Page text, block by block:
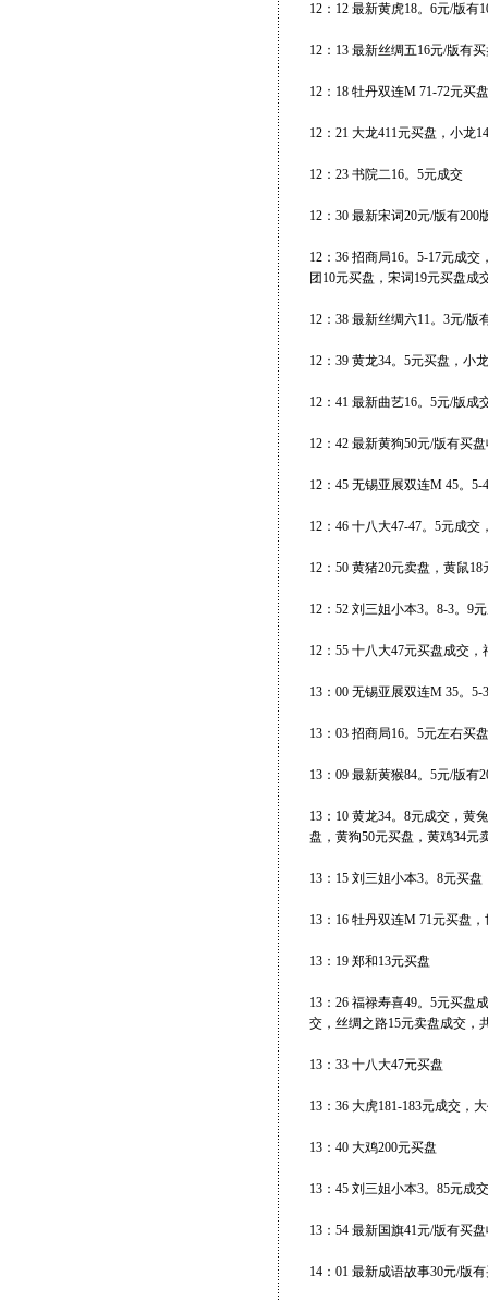
12：12 最新黄虎18。6元/版有
12：13 最新丝绸五16元/版有
12：18 牡丹双连M 71-72元买
12：21 大龙411元买盘，小龙
12：23 书院二16。5元成交
12：30 最新宋词20元/版有200
12：36 招商局16。5-17元成
团10元买盘，宋词19元买盘成
12：38 最新丝绸六11。3元/版
12：39 黄龙34。5元买盘，小
12：41 最新曲艺16。5元/版成
12：42 最新黄狗50元/版有买
12：45 无锡亚展双连M 45。
12：46 十八大47-47。5元成
12：50 黄猪20元卖盘，黄鼠
12：52 刘三姐小本3。8-3。9
12：55 十八大47元买盘成交
13：00 无锡亚展双连M 35。5-
13：03 招商局16。5元左右买
13：09 最新黄猴84。5元/版有
13：10 黄龙34。8元成交，黄
盘，黄狗50元买盘，黄鸡34元
13：15 刘三姐小本3。8元买
13：16 牡丹双连M 71元买盘
13：19 郑和13元买盘
13：26 福禄寿喜49。5元买盘
交，丝绸之路15元卖盘成交，
13：33 十八大47元买盘
13：36 大虎181-183元成交，
13：40 大鸡200元买盘
13：45 刘三姐小本3。85元成交
13：54 最新国旗41元/版有买
14：01 最新成语故事30元/版